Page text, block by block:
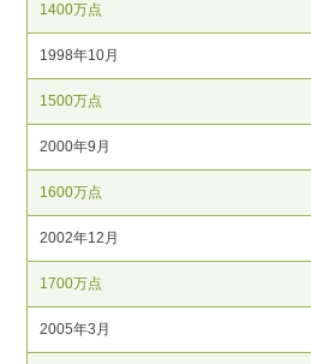
1400万点
1998年10月
1500万点
2000年9月
1600万点
2002年12月
1700万点
2005年3月